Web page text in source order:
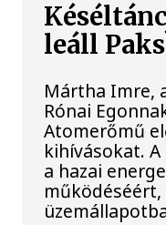
leáll
Mártha Imre,
Rónai
Atomerőmű
kihívásokat.
a hazai